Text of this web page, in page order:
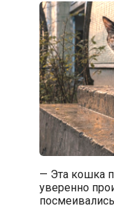
— Эта кошка
уверенно